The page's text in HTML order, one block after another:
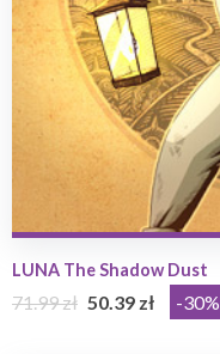
LUNA The Shadow Dust
71.99 zł 50.39 zł -30%